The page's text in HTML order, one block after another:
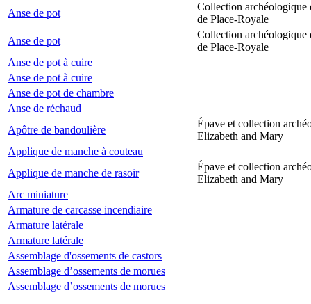
Anse de pot
Collection archéologique
de Place-Royale
Anse de pot
Collection archéologique
de Place-Royale
Anse de pot à cuire
Anse de pot à cuire
Anse de pot de chambre
Anse de réchaud
Apôtre de bandoulière
Épave et collection
Elizabeth and Mary
Applique de manche à couteau
Applique de manche de rasoir
Épave et collection
Elizabeth and Mary
Arc miniature
Armature de carcasse incendiaire
Armature latérale
Armature latérale
Assemblage d'ossements de castors
Assemblage d’ossements de morues
Assemblage d’ossements de morues